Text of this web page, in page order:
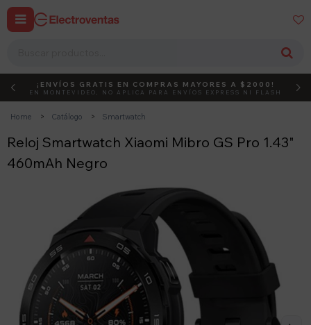
 
DEBUT ACTIVÁ EL CÓDIGO
¡ENVÍOS GRATIS EN COMPRAS MAYORES A $2000!
EN MONTEVIDEO, NO APLICA PARA ENVÍOS EXPRESS NI FLASH
Home Catálogo Smartwatch
Reloj Smartwatch Xiaomi Mibro GS Pro 1.43"
460mAh Negro